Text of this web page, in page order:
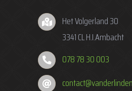
Het Volgerland 30
3341 CL H.I.Ambacht
078 78 30 003